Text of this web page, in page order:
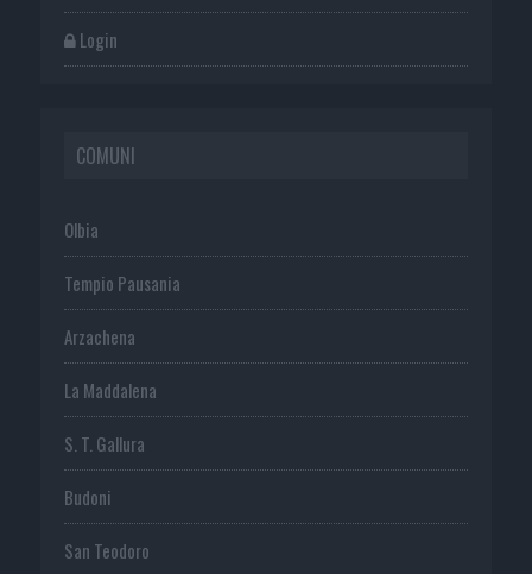
Login
COMUNI
Olbia
Tempio Pausania
Arzachena
La Maddalena
S. T. Gallura
Budoni
San Teodoro